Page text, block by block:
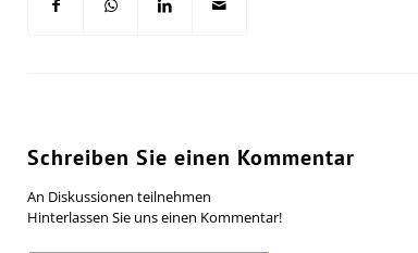
Schreiben Sie einen Kommentar
An Diskussionen teilnehmen
Hinterlassen Sie uns einen Kommentar!